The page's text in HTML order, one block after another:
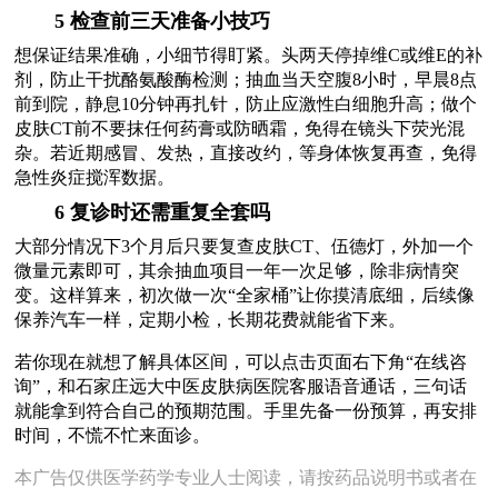
5 检查前三天准备小技巧
想保证结果准确，小细节得盯紧。头两天停掉维C或维E的补
剂，防止干扰酪氨酸酶检测；抽血当天空腹8小时，早晨8点
前到院，静息10分钟再扎针，防止应激性白细胞升高；做个
皮肤CT前不要抹任何药膏或防晒霜，免得在镜头下荧光混
杂。若近期感冒、发热，直接改约，等身体恢复再查，免得
急性炎症搅浑数据。
6 复诊时还需重复全套吗
大部分情况下3个月后只要复查皮肤CT、伍德灯，外加一个
微量元素即可，其余抽血项目一年一次足够，除非病情突
变。这样算来，初次做一次“全家桶”让你摸清底细，后续像
保养汽车一样，定期小检，长期花费就能省下来。
若你现在就想了解具体区间，可以点击页面右下角“在线咨
询”，和石家庄远大中医皮肤病医院客服语音通话，三句话
就能拿到符合自己的预期范围。手里先备一份预算，再安排
时间，不慌不忙来面诊。
本广告仅供医学药学专业人士阅读，请按药品说明书或者在